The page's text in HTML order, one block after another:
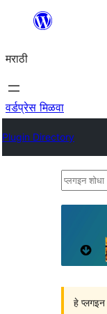
सामुग्रीवर
मराठी
वर्डप्रेस मिळवा
Plugin Directory
प्लगइन
हे प्लगइन